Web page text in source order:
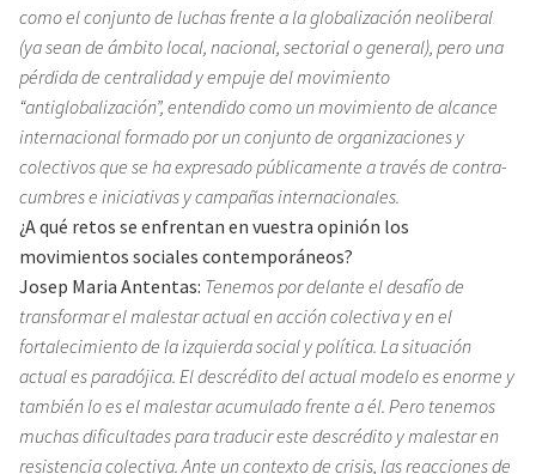
como el conjunto de luchas frente a la globalización neoliberal
(ya sean de ámbito local, nacional, sectorial o general), pero una
pérdida de centralidad y empuje del movimiento
“antiglobalización”, entendido como un movimiento de alcance
internacional formado por un conjunto de organizaciones y
colectivos que se ha expresado públicamente a través de contra-
cumbres e iniciativas y campañas internacionales.
¿A qué retos se enfrentan en vuestra opinión los
movimientos sociales contemporáneos?
Josep Maria Antentas: Tenemos por delante el desafío de
transformar el malestar actual en acción colectiva y en el
fortalecimiento de la izquierda social y política. La situación
actual es paradójica. El descrédito del actual modelo es enorme y
también lo es el malestar acumulado frente a él. Pero tenemos
muchas dificultades para traducir este descrédito y malestar en
resistencia colectiva. Ante un contexto de crisis, las reacciones de